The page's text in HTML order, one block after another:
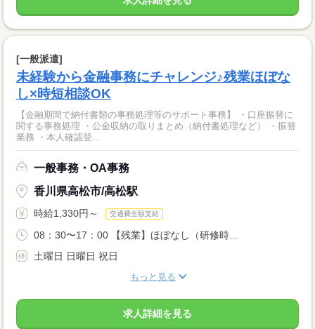
[一般派遣]
未経験から金融事務にチャレンジ♪残業ほぼな
し×時短相談OK
【金融期間で納付書類の事務処理等のサポート事務】 ・口座振替に
関する事務処理 ・公金収納の取りまとめ（納付書処理など） ・振替
業務 ・本人確認登...
一般事務・OA事務
香川県高松市/高松駅
時給1,330円～ 交通費全額支給
08：30〜17：00 【残業】ほぼなし（研修時...
土曜日 日曜日 祝日
もっと見る
求人詳細を見る